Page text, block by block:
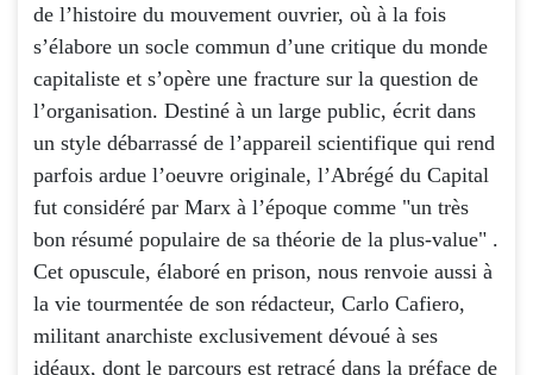
de l’histoire du mouvement ouvrier, où à la fois
s’élabore un socle commun d’une critique du monde
capitaliste et s’opère une fracture sur la question de
l’organisation. Destiné à un large public, écrit dans
un style débarrassé de l’appareil scientifique qui rend
parfois ardue l’oeuvre originale, l’Abrégé du Capital
fut considéré par Marx à l’époque comme "un très
bon résumé populaire de sa théorie de la plus-value" .
Cet opuscule, élaboré en prison, nous renvoie aussi à
la vie tourmentée de son rédacteur, Carlo Cafiero,
militant anarchiste exclusivement dévoué à ses
idéaux, dont le parcours est retracé dans la préface de